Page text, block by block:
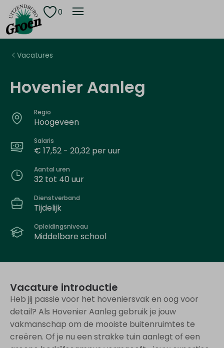
0
Vacatures
Hovenier Aanleg
Regio
Hoogeveen
Salaris
€ 17,52 - 20,32 per uur
Aantal uren
32 tot 40 uur
Dienstverband
Tijdelijk
Opleidingsniveau
Middelbare school
Vacature introductie
Heb jij passie voor het hoveniersvak en oog voor
detail? Als Hovenier Aanleg gebruik je jouw
vakmanschap om de mooiste buitenruimtes te
creëren. Of je nu een strakke tuin aanlegt of een